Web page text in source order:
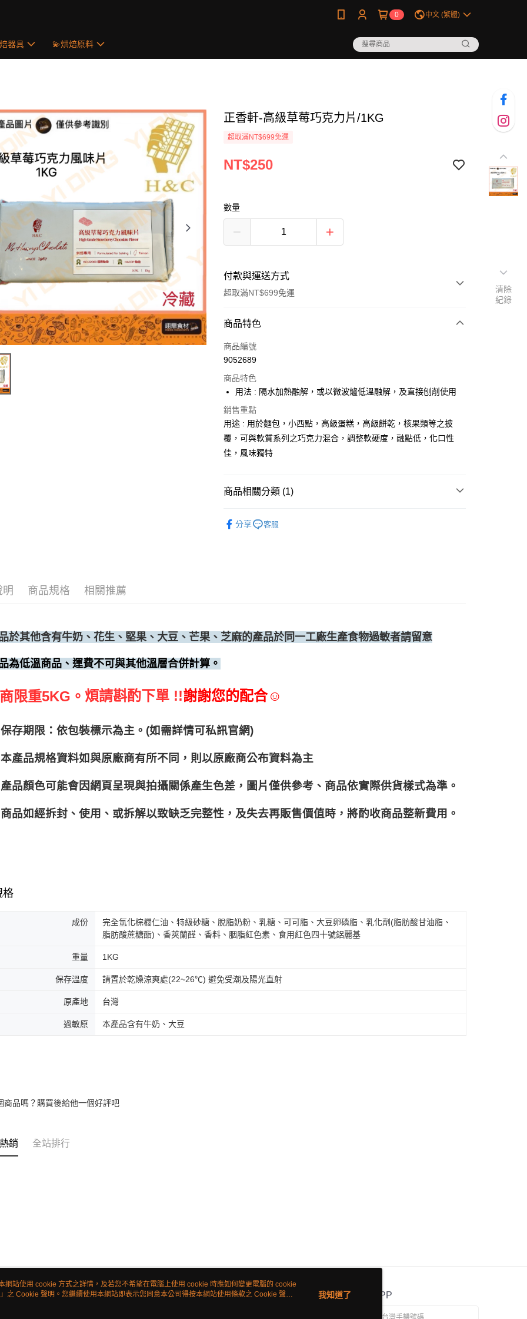
0 中文 (繁體)
器具 💫烘焙原料
正香軒-高級草莓巧克力片/1KG
超取滿NT$699免運
NT$250
數量
付款與運送方式
超取滿NT$699免運
付款方式
信用卡一次付款
運送方式
• 付款後全家取貨
每筆NT$60，滿NT$699(含以上)免運費
每筆NT$250
商品特色
商品編號
9052689
商品特色
用法 : 隔水加熱融解，或以微波爐低溫融解，及直接刨削使用
銷售重點
用途 : 用於麵包，小西點，高級蛋糕，高級餅乾，核果類等之披
覆，可與軟質系列之巧克力混合，調整軟硬度，融點低，化口性
佳，風味獨特
商品相關分類 (1)
分享
客服
明 商品規格 相關推薦
於其他含有牛奶、花生、堅果、大豆、芒果、芝麻的產品於同一工廠生產食物過敏者請留意
為低溫商品、運費不可與其他溫層合併計算。
限重5KG。 煩請斟酌下單 !!謝謝您的配合☺
保存期限：依包裝標示為主。(如需詳情可私訊官網)
本產品規格資料如與原廠商有所不同，則以原廠商公布資料為主
產品顏色可能會因網頁呈現與拍攝關係產生色差，圖片僅供參考、商品依實際供貨樣式為準。
商品如經拆封、使用、或拆解以致缺乏完整性，及失去再販售價值時，將酌收商品整﻿新費用。
格
成份
完全氫化棕櫚仁油、特級砂糖、脫脂奶粉、乳糖、可可脂、大豆卵磷脂、乳化劑(脂肪酸甘油脂、
脂肪酸蔗糖酯)、香莢蘭醛、香料、胭脂紅色素、食用紅色四十號鋁麗基
重量 1KG
保存溫度 請置於乾燥涼爽處(22~26℃) 避免受潮及陽光直射
原產地 台灣
過敏原 本產品含有牛奶、大豆
商品嗎？購買後給他一個好評吧
銷 全站排行
關於我們 客服資訊 官方APP
清除
紀錄
網站使用 cookie 方式之詳情，及若您不希望在電腦上使用 cookie 時應如何變更電腦的 cookie
」之 Cookie 聲明。您繼續使用本網站即表示您同意本公司得按本網站使用條款之 Cookie 聲明
我知道了